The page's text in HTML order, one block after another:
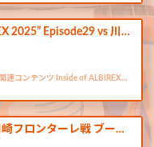
2025” Episode29 vs 川…
連コンテンツ Inside of ALBIREX…
フロンターレ戦 ブー…